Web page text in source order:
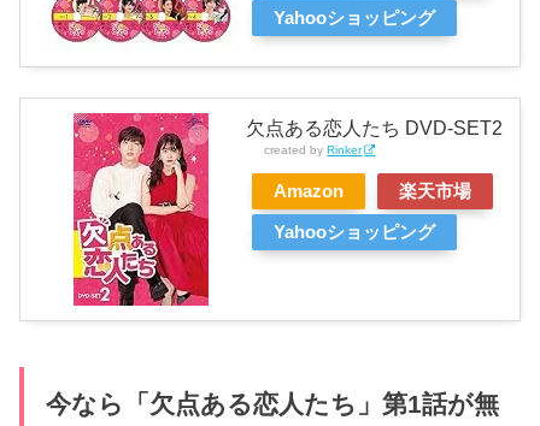
Yahooショッピング
欠点ある恋人たち DVD-SET2
created byRinker
Amazon 楽天市場
Yahooショッピング
今なら「欠点ある恋人たち」第1話が無